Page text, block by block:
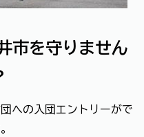
市を守りません
への入団エントリーがで